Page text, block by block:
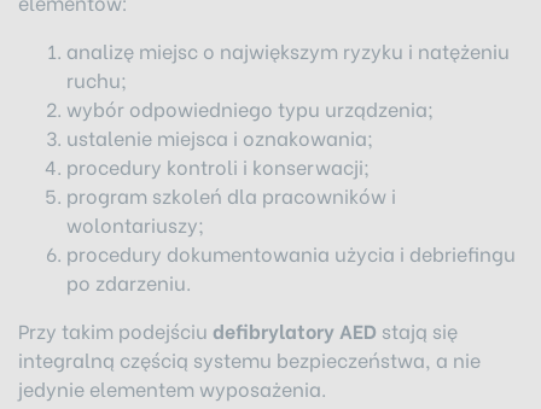
analizę miejsc o największym ryzyku i natężeniu
ruchu;
wybór odpowiedniego typu urządzenia;
ustalenie miejsca i oznakowania;
procedury kontroli i konserwacji;
program szkoleń dla pracowników i
wolontariuszy;
procedury dokumentowania użycia i debriefingu
po zdarzeniu.
Przy takim podejściu defibrylatory AED stają się
integralną częścią systemu bezpieczeństwa, a nie
jedynie elementem wyposażenia.